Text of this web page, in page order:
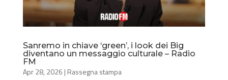
Sanremo in chiave ‘green’, i look dei Big
diventano un messaggio culturale – Radio
FM
Apr 28, 2026 | Rassegna stampa